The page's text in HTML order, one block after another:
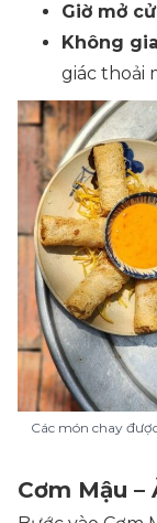
Giờ mở
Không
giác thoải
Các món chay
Cơm Mậu